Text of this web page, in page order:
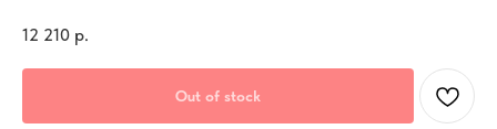
12 210 р.
Out of stock